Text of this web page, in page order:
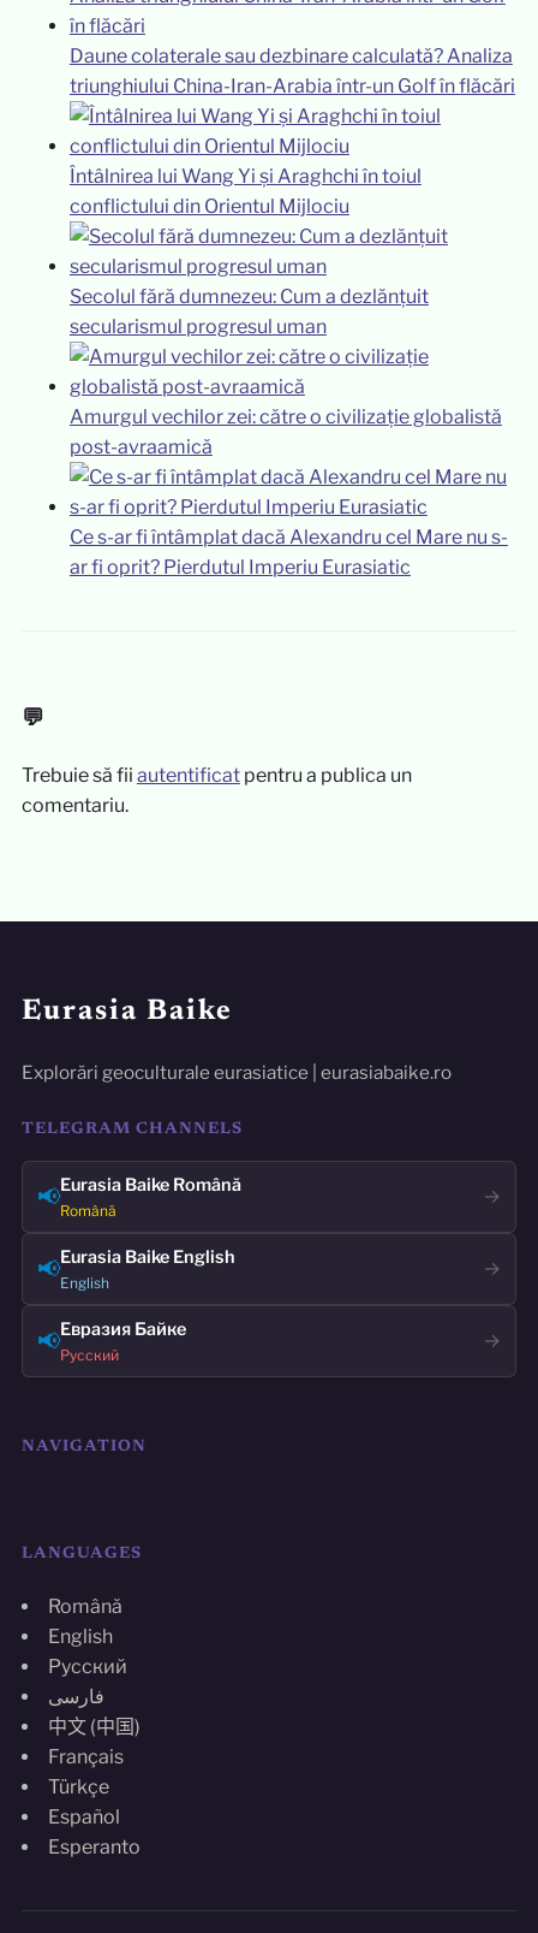
Daune colaterale sau dezbinare calculată? Analiza
triunghiului China-Iran-Arabia într-un Golf în flăcări
Întâlnirea lui Wang Yi și Araghchi în toiul
conflictului din Orientul Mijlociu
Secolul fără dumnezeu: Cum a dezlănțuit
secularismul progresul uman
Amurgul vechilor zei: către o civilizație globalistă
post-avraamică
Ce s-ar fi întâmplat dacă Alexandru cel Mare nu s-
ar fi oprit? Pierdutul Imperiu Eurasiatic
💬
Trebuie să fii autentificatpentru a publica un
comentariu.
Eurasia Baike
Explorări geoculturale eurasiatice | eurasiabaike.ro
TELEGRAM CHANNELS
📢Eurasia Baike Română
Română
→
📢Eurasia Baike English
English
→
📢Евразия Байке
Русский
→
NAVIGATION
LANGUAGES
Română
English
Русский
فارسی
中文 (中国)
Français
Türkçe
Español
Esperanto